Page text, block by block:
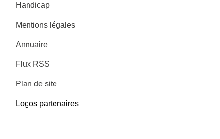
Handicap
Mentions légales
Annuaire
Flux RSS
Plan de site
Logos partenaires